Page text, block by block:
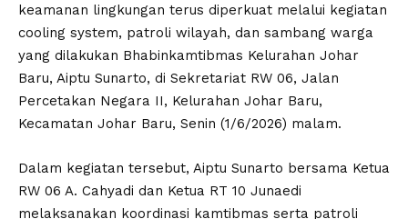
keamanan lingkungan terus diperkuat melalui kegiatan
cooling system, patroli wilayah, dan sambang warga
yang dilakukan Bhabinkamtibmas Kelurahan Johar
Baru, Aiptu Sunarto, di Sekretariat RW 06, Jalan
Percetakan Negara II, Kelurahan Johar Baru,
Kecamatan Johar Baru, Senin (1/6/2026) malam.
Dalam kegiatan tersebut, Aiptu Sunarto bersama Ketua
RW 06 A. Cahyadi dan Ketua RT 10 Junaedi
melaksanakan koordinasi kamtibmas serta patroli